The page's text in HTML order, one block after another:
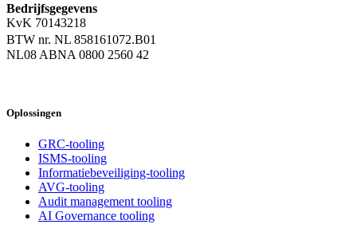
Bedrijfsgegevens
KvK 70143218
BTW nr. NL 858161072.B01
NL08 ABNA 0800 2560 42
Oplossingen
GRC-tooling
ISMS-tooling
Informatiebeveiliging-tooling
AVG-tooling
Audit management tooling
AI Governance tooling